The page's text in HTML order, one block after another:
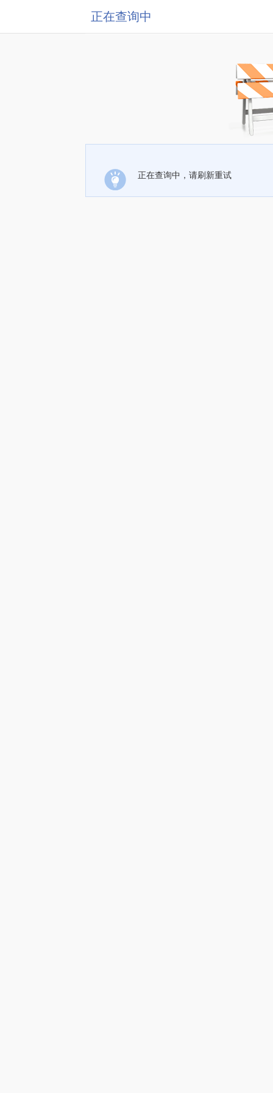
正在查询中
正在查询中，请刷新重试